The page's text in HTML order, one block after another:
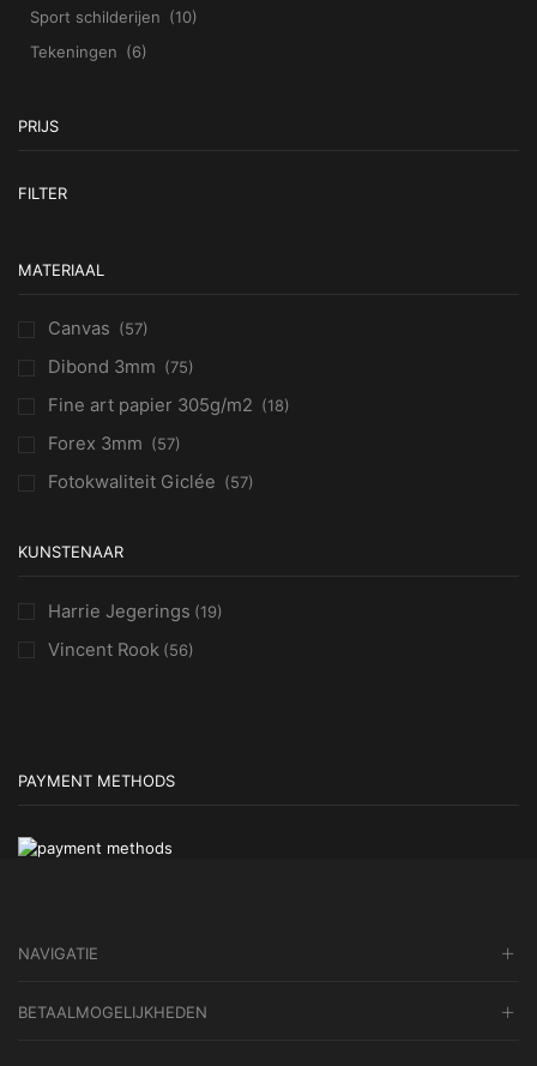
Sport schilderijen (10)
Tekeningen (6)
PRIJS
FILTER
MATERIAAL
Canvas (57)
Dibond 3mm (75)
Fine art papier 305g/m2 (18)
Forex 3mm (57)
Fotokwaliteit Giclée (57)
KUNSTENAAR
Harrie Jegerings (19)
Vincent Rook (56)
PAYMENT METHODS
NAVIGATIE
BETAALMOGELIJKHEDEN